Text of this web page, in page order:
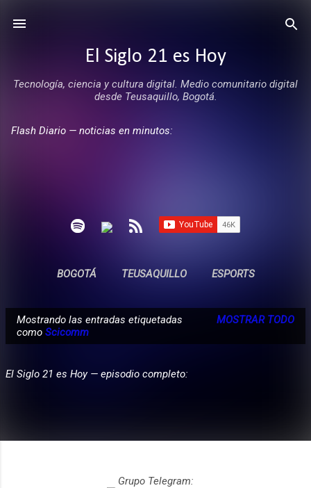
El Siglo 21 es Hoy
Tecnología, ciencia y cultura digital. Medio comunitario digital
desde Teusaquillo, Bogotá.
Flash Diario — noticias en minutos:
BOGOTÁ TEUSAQUILLO ESPORTS
n
t
a
Mostrando las entradas etiquetadas
como Scicomm
MOSTRAR TODO
El Siglo 21 es Hoy — episodio completo:
Grupo Telegram: